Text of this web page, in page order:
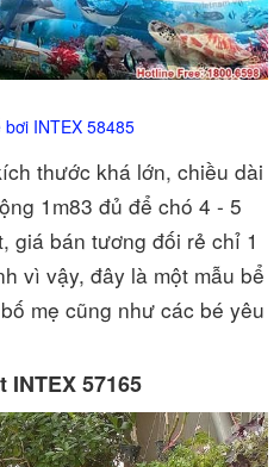
INTEX 58485
thước khá lớn, chiều dài
1m83 đủ để chó 4 - 5
giá bán tương đối rẻ chỉ 1
vì vậy, đây là một mẫu bể
mẹ cũng như các bé yêu
57165